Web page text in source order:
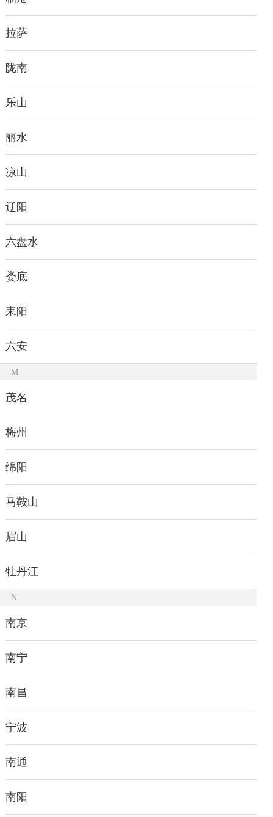
拉萨
陇南
乐山
丽水
凉山
辽阳
六盘水
娄底
耒阳
六安
M
茂名
梅州
绵阳
马鞍山
眉山
牡丹江
N
南京
南宁
南昌
宁波
南通
南阳